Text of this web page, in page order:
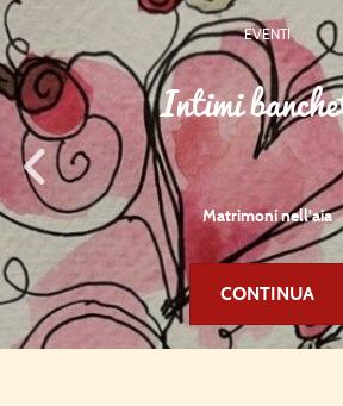
EVENTI
Aperitivi e
Vino, piada ed
CONTINUA